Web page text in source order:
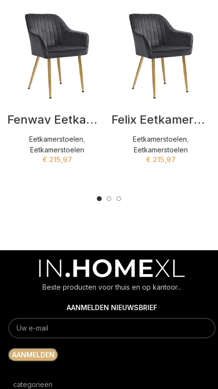
Fenway Eetkamerstoelen Grijs
Eetkamerstoelen
Eetkamerstoelen
€ 215,97
Felix Eetkamerstoelen Grijs
Eetkamerstoelen
Eetkamerstoelen
€ 215,97
Beste producten voor thuis en op kantoor...
AANMELDEN NIEUWSBRIEF
categorieën